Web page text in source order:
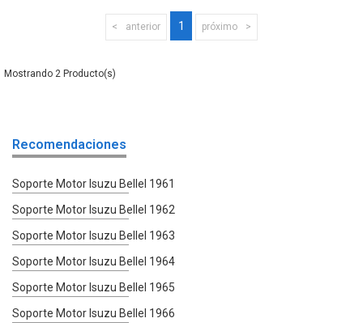
anterior 1 próximo
2
Recomendaciones
Soporte Motor Isuzu Bellel 1961
Soporte Motor Isuzu Bellel 1962
Soporte Motor Isuzu Bellel 1963
Soporte Motor Isuzu Bellel 1964
Soporte Motor Isuzu Bellel 1965
Soporte Motor Isuzu Bellel 1966